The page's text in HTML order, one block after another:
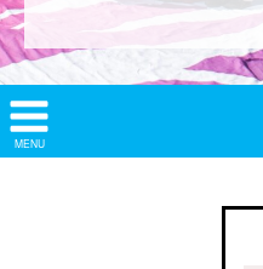
Show/
Hide
MENU